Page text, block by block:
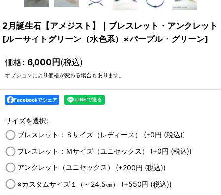
2月誕生石【アメジスト】｜ブレスレット・アンクレット
[ルーサイトグリーン（水色系）×パープル・グリーン]
価格: 6,000円(税込)
オプションにより価格が変わる場合もあります。
Facebookでシェア
サイズを選択:
ブレスレット：Ｓサイズ（レディース） (+0円 (税込))
ブレスレット：Ｍサイズ（ユニセックス） (+0円 (税込))
アンクレット（ユニセックス） (+200円 (税込))
※カスタムサイズ１（～24.5㎝） (+550円 (税込))